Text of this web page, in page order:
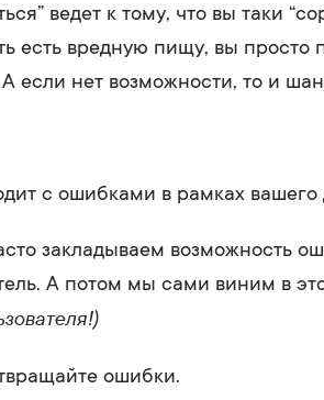
ведет к тому, что вы таки
есть вредную пищу, вы
если нет возможности, то и
с ошибками в рамках вашего
закладываем возможность
А потом мы сами виним в
ошибки.